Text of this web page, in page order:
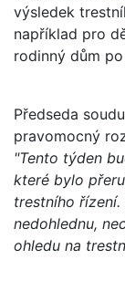
výsledek
například pro
rodinný dům
Předseda
pravomocný
"Tento týden
které bylo
trestního
nedohlednu,
ohledu na